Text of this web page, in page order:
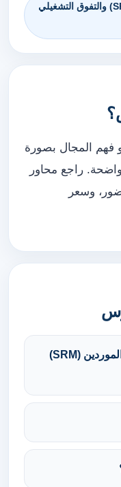
كورس إدارة العلاقات مع الموردين (SRM) والتفوق التشغيلي
فهم المجال بصورة
راجع محاور
وسعر
ما هو كورس إدارة العلاقات مع الموردين (SRM)